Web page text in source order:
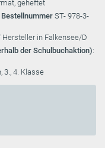
geheftet
Bestellnummer ST- 978-3-
Hersteller in Falkensee/D
der Schulbuchaktion):
3., 4. Klasse